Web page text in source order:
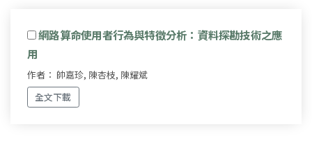
網路算命使用者行為與特徵分析：資料探勘技術之應
用
作者： 帥嘉珍, 陳杏枝, 陳耀斌
全文下載